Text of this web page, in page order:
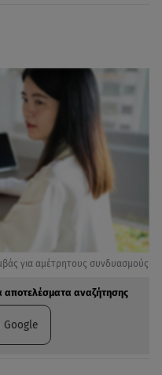
για αμέτρητους συνδυασμούς
αποτελέσματα αναζήτησης
Google